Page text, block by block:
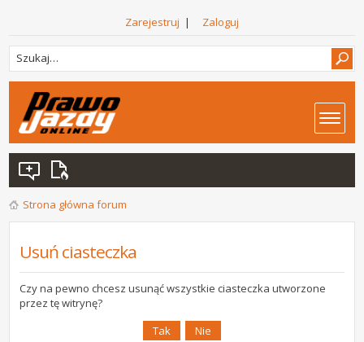
Zarejestruj | Zaloguj
Strona główna forum
Usuń ciasteczka
Czy na pewno chcesz usunąć wszystkie ciasteczka utworzone
przez tę witrynę?